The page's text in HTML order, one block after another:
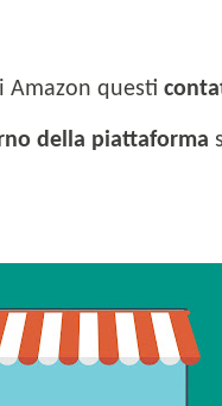
Amazon questi
della piattaforma